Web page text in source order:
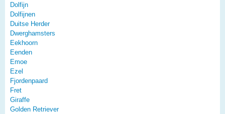
Dolfijn
Dolfijnen
Duitse Herder
Dwerghamsters
Eekhoorn
Eenden
Emoe
Ezel
Fjordenpaard
Fret
Giraffe
Golden Retriever